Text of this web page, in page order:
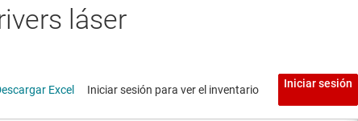
láser
Excel Iniciar sesión para ver el inventario Iniciar sesión